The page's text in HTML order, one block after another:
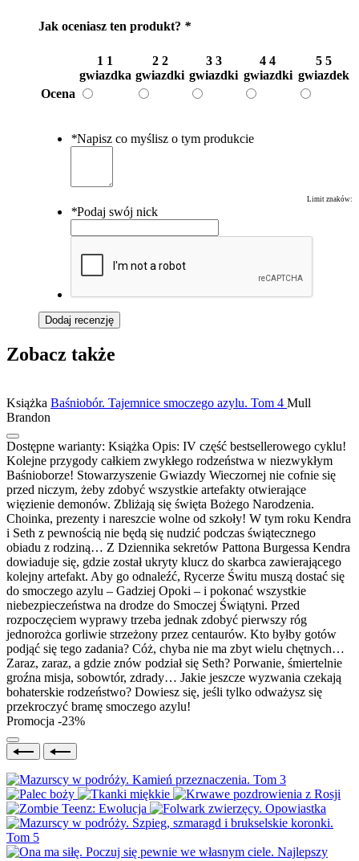
Jak oceniasz ten produkt? *
1 1
gwiazdka
2 2
gwiazdki
3 3
gwiazdki
4 4
gwiazdki
5 5
gwiazdek
Ocena
*Napisz co myślisz o tym produkcie
Limit znaków:
*Podaj swój nick
Dodaj recenzję
Zobacz także
Książka Baśniobór. Tajemnice smoczego azylu. Tom 4 Mull
Brandon
Dostępne warianty: Książka Opis: IV część bestsellerowego cyklu!
Kolejne przygody całkiem zwykłego rodzeństwa w niezwykłym
Baśnioborze! Stowarzyszenie Gwiazdy Wieczornej nie cofnie się
przed niczym, żeby zdobyć wszystkie artefakty otwierające
więzienie demonów. Zbliżają się święta Bożego Narodzenia.
Choinka, prezenty i nareszcie wolne od szkoły! W tym roku Kendra
i Seth z pewnością nie będą się nudzić podczas świątecznego
obiadu z rodziną… Z Dziennika sekretów Pattona Burgessa Kendra
dowiaduje się, gdzie został ukryty klucz do skarbca zawierającego
kolejny artefakt. Aby go odnaleźć, Rycerze Świtu muszą dostać się
do smoczego azylu – Gadziej Opoki – i pokonać wszystkie
niebezpieczeństwa na drodze do Smoczej Świątyni. Przed
rozpoczęciem wyprawy trzeba jednak zdobyć pierwszy róg
jednorożca gorliwie strzeżony przez centaurów. Kto byłby gotów
podjąć się tego zadania? Cóż, chyba nie ma zbyt wielu chętnych…
Zaraz, zaraz, a gdzie znów podział się Seth? Porwanie, śmiertelnie
groźna misja, sobowtór, zdrady… Jakie jeszcze wyzwania czekają
bohaterskie rodzeństwo? Dowiesz się, jeśli tylko odważysz się
przekroczyć bramę smoczego azylu!
Promocja -23%